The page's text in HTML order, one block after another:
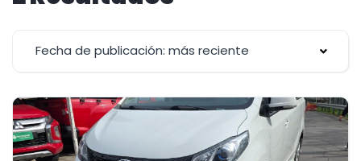
Fecha de publicación: más reciente